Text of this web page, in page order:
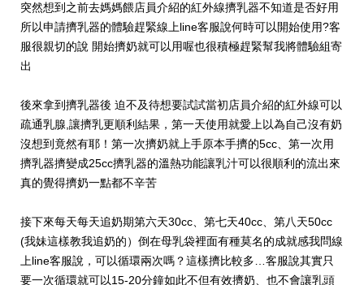
突然想到之前去媽媽餵店員介紹的紅外線擠乳器不知道是否好用
所以申請擠乳器的體驗趕緊線上line客服說何時可以開始使用?客
服很親切的說 開始擠奶就可以用喔也很積極趕緊幫我將體驗組寄
出
後來拿到擠乳器後 迫不及待想要試試當初店員介紹的紅外線可以
疏通乳腺,讓擠乳更順利結果，第一天使用就愛上以為自己沒有奶
沒想到竟然有耶！第一次擠奶就上手原本手擠的5cc、第一次用
擠乳器擠變成25cc擠乳器的溫熱功能讓乳汁可以很順利的流出來
真的覺得擠奶一點都不辛苦
接下來每天每天追奶期第六天30cc、第七天40cc、第八天50cc
(我妹這樣教我追奶的）倒在母乳袋裡面有種莫名的成就感我問線
上line客服說，可以循環兩次嗎？這樣擠比較多…客服說其實只
要一次循環就可以15-20分鐘如此不但有效擠奶、也不會讓乳頭